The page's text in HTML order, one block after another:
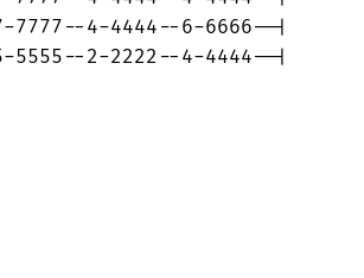
7777--4-4444--6-6666--|
2-2222--4-4444--|